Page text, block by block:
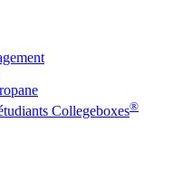
Collegeboxes®